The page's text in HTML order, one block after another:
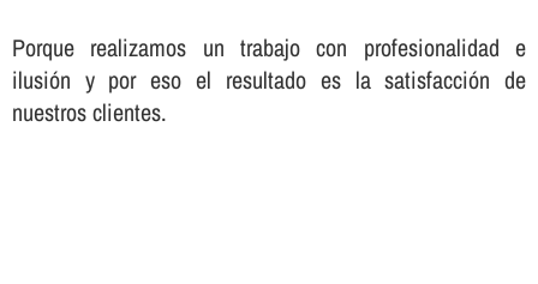
Porque realizamos un trabajo con profesionalidad e
ilusión y por eso el resultado es la satisfacción de
nuestros clientes.